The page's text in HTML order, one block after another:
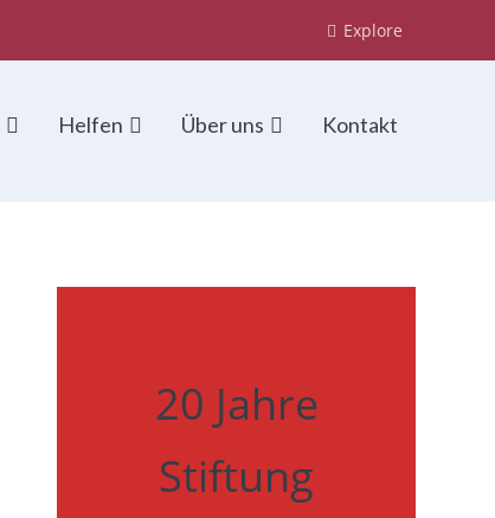
Explore
Helfen Über uns Kontakt
20 Jahre
Stiftung